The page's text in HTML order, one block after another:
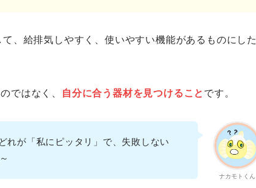
、給排気しやすく、使いやすい機能があるものにした
ではなく、 自分に合う器材を見つけること です。
ナカモトくん
れが「私にピッタリ」で、失敗しない